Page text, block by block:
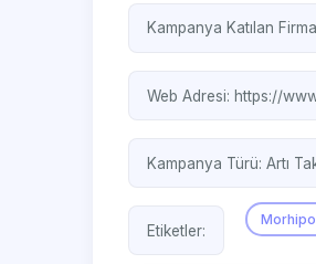
Kampanya Katılan
Web Adresi: https://
Kampanya Türü: Artı
Etiketler: